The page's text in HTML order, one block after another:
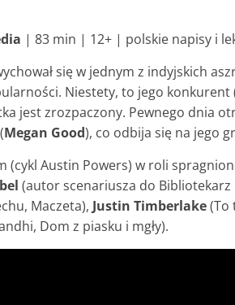
| 83 min | 12+ | polskie napisy i
się w jednym z indyjskich
Niestety, to jego konkurent
jest zrozpaczony. Pewnego dnia
Megan Good), co odbija się na jego
Austin Powers) w roli
(autor scenariusza do
Maczeta), Justin Timberlake(To
Dom z piasku i mgły).